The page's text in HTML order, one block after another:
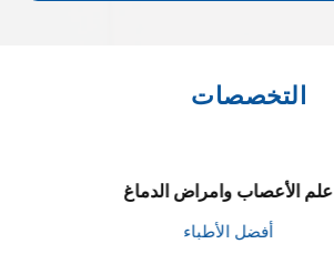
التخصصات
علم الأعصاب وامراض الدماغ
أفضل الأطباء